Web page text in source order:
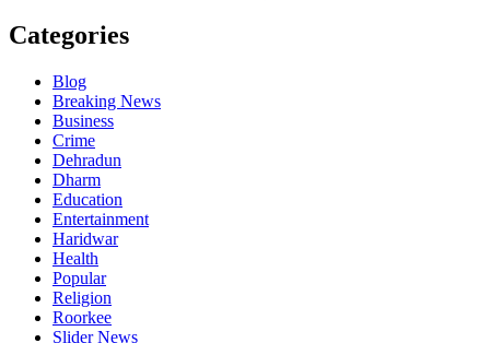
Categories
Blog
Breaking News
Business
Crime
Dehradun
Dharm
Education
Entertainment
Haridwar
Health
Popular
Religion
Roorkee
Slider News